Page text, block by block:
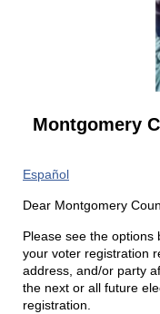
Montgomery
Español
Dear Montgomery
Please see the options
your voter registration
address, and/or party
the next or all future
registration.